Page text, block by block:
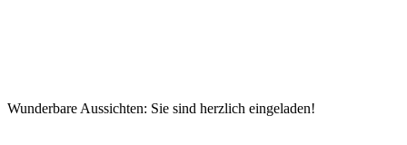
Wunderbare Aussichten: Sie sind herzlich eingeladen!